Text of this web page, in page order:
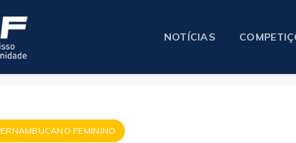
NOTÍCIAS
FEMININO